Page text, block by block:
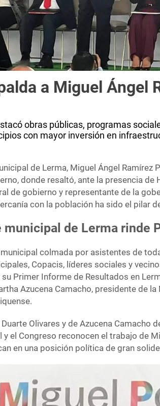
a Miguel Ángel
obras públicas, programas
con mayor inversión en
de Lerma, Miguel Ángel Ramírez
donde resaltó, ante la presencia de
de gobierno y representante de la
con la población ha sido el pilar
municipal de Lerma rinde
municipal colmada por asistentes de
Copacis, líderes sociales y
Primer Informe de Resultados en
Azucena Camacho, presidente de
Olivares y de Azucena Camacho
el Congreso reconocen el trabajo de
en una posición política de gran